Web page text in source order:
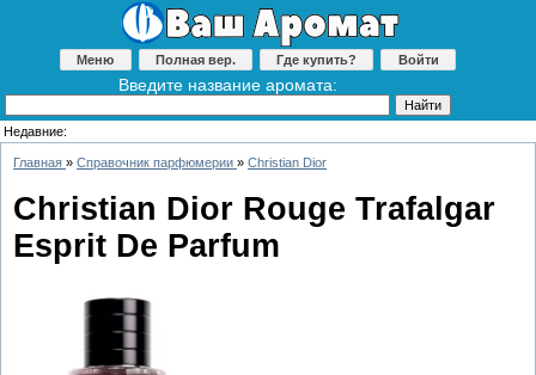
Меню Полная вер. Где купить? Войти
Введите название аромата:
Недавние:
Главная » Справочник парфюмерии » Christian Dior
Christian Dior Rouge Trafalgar
Esprit De Parfum